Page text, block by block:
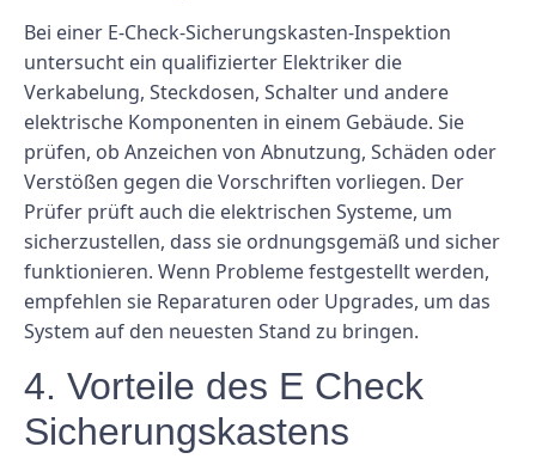
Bei einer E-Check-Sicherungskasten-Inspektion
untersucht ein qualifizierter Elektriker die
Verkabelung, Steckdosen, Schalter und andere
elektrische Komponenten in einem Gebäude. Sie
prüfen, ob Anzeichen von Abnutzung, Schäden oder
Verstößen gegen die Vorschriften vorliegen. Der
Prüfer prüft auch die elektrischen Systeme, um
sicherzustellen, dass sie ordnungsgemäß und sicher
funktionieren. Wenn Probleme festgestellt werden,
empfehlen sie Reparaturen oder Upgrades, um das
System auf den neuesten Stand zu bringen.
4. Vorteile des E Check
Sicherungskastens